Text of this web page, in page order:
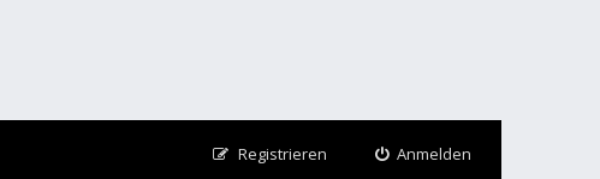
Anmelden
Registrieren